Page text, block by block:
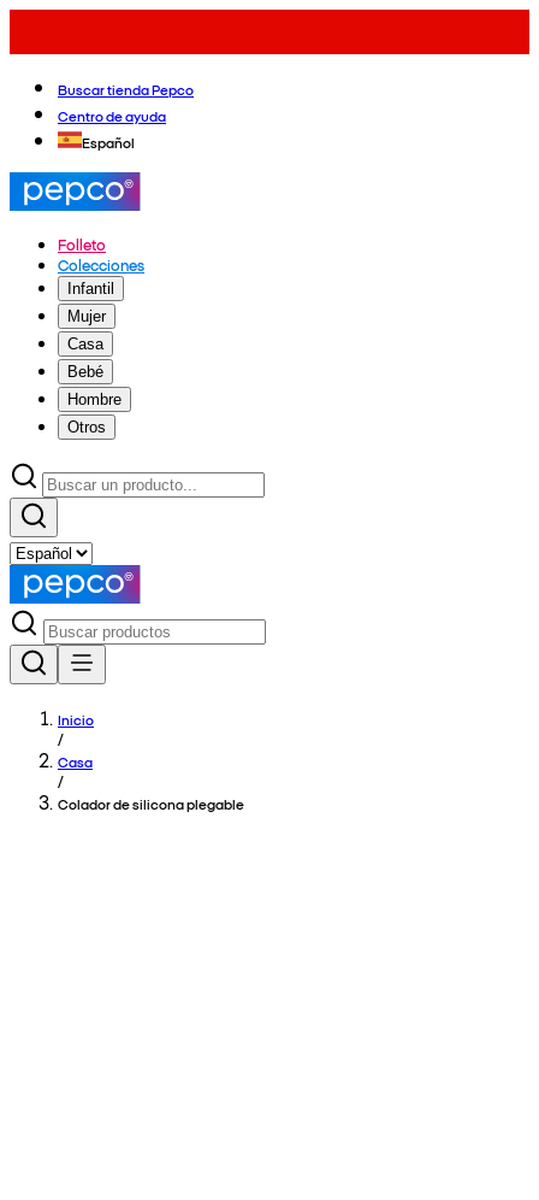
Buscar tienda Pepco
Centro de ayuda
Español
Folleto
Colecciones
Infantil
Mujer
Casa
Bebé
Hombre
Otros
Inicio
/
Casa
/
Colador de silicona plegable